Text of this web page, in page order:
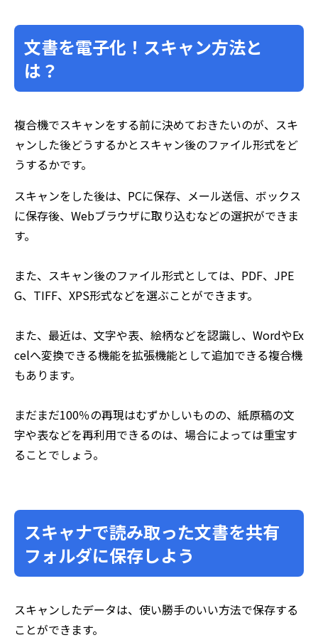
文書を電子化！スキャン方法と
は？
複合機でスキャンをする前に決めておきたいのが、スキ
ャンした後どうするかとスキャン後のファイル形式をど
うするかです。
スキャンをした後は、PCに保存、メール送信、ボックス
に保存後、Webブラウザに取り込むなどの選択ができま
す。
また、スキャン後のファイル形式としては、PDF、JPE
G、TIFF、XPS形式などを選ぶことができます。
また、最近は、文字や表、絵柄などを認識し、WordやEx
celへ変換できる機能を拡張機能として追加できる複合機
もあります。
まだまだ100％の再現はむずかしいものの、紙原稿の文
字や表などを再利用できるのは、場合によっては重宝す
ることでしょう。
スキャナで読み取った文書を共有
フォルダに保存しよう
スキャンしたデータは、使い勝手のいい方法で保存する
ことができます。